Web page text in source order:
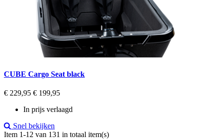
CUBE Cargo Seat black
Regular
€ 229,95 Prijs
€ 199,95
In prijs verlaagd
Snel bekijken
Item 1-12 van 131 in totaal item(s)